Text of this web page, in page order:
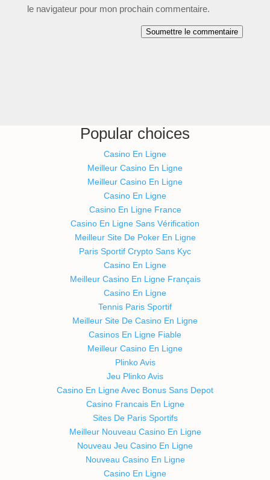
le navigateur pour mon prochain commentaire.
Soumettre le commentaire
Popular choices
Casino En Ligne
Meilleur Casino En Ligne
Meilleur Casino En Ligne
Casino En Ligne
Casino En Ligne France
Casino En Ligne Sans Vérification
Meilleur Site De Poker En Ligne
Paris Sportif Crypto Sans Kyc
Casino En Ligne
Meilleur Casino En Ligne Français
Casino En Ligne
Tennis Paris Sportif
Meilleur Site De Casino En Ligne
Casinos En Ligne Fiable
Meilleur Casino En Ligne
Plinko Avis
Jeu Plinko Avis
Casino En Ligne Avec Bonus Sans Depot
Casino Francais En Ligne
Sites De Paris Sportifs
Meilleur Nouveau Casino En Ligne
Nouveau Jeu Casino En Ligne
Nouveau Casino En Ligne
Casino En Ligne